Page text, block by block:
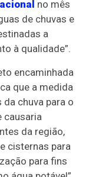
no mês
de chuvas e
a
à qualidade”.
encaminhada
que a medida
chuva para o
causaria
da região,
cisternas para
para fins